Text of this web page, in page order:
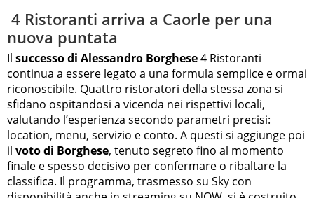
4 Ristoranti arriva a Caorle per una
nuova puntata
Il successo di Alessandro Borghese4 Ristoranti
continua a essere legato a una formula semplice e ormai
riconoscibile. Quattro ristoratori della stessa zona si
sfidano ospitandosi a vicenda nei rispettivi locali,
valutando l’esperienza secondo parametri precisi:
location, menu, servizio e conto. A questi si aggiunge poi
il voto di Borghese, tenuto segreto fino al momento
finale e spesso decisivo per confermare o ribaltare la
classifica. Il programma, trasmesso su Sky con